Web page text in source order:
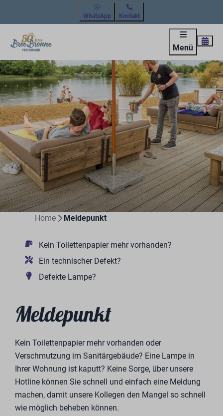
WhatsApp Kontakt
Menü
Home Meldepunkt
Kein Toilettenpapier mehr vorhanden?
Ein technischer Defekt?
Defekte Lampe?
Meldepunkt
Kein Toilettenpapier mehr vorhanden oder
Verschmutzung im Sanitärgebäude? Eine Lampe in
Ihrer Wohnung ist kaputt? Keine Sorge, über unsere
Hotline können Sie schnell und einfach eine Meldung
machen, damit unsere Kollegen den Mangel so schnell
wie möglich beheben können.